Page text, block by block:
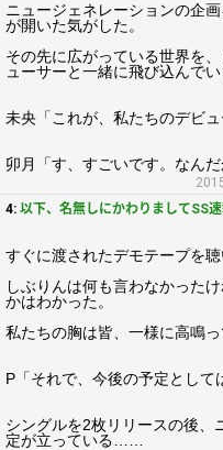
ニュージェネレーションの企
が開いた気がした。
その先に広がっている世界を
ューサーと一緒に飛び込んでい
未央「これが、私たちのデビ
卯月「す、すごいです。なん
4: 以下、名無しにかわりましてSS
すぐに渡されたデモテープを聴
しぶりんは何も言わなかった
かはわかった。
私たちの胸は皆、一様に高鳴っ
P「それで、今後の予定とし
シングルを2枚リリースの後、
定が立っている……